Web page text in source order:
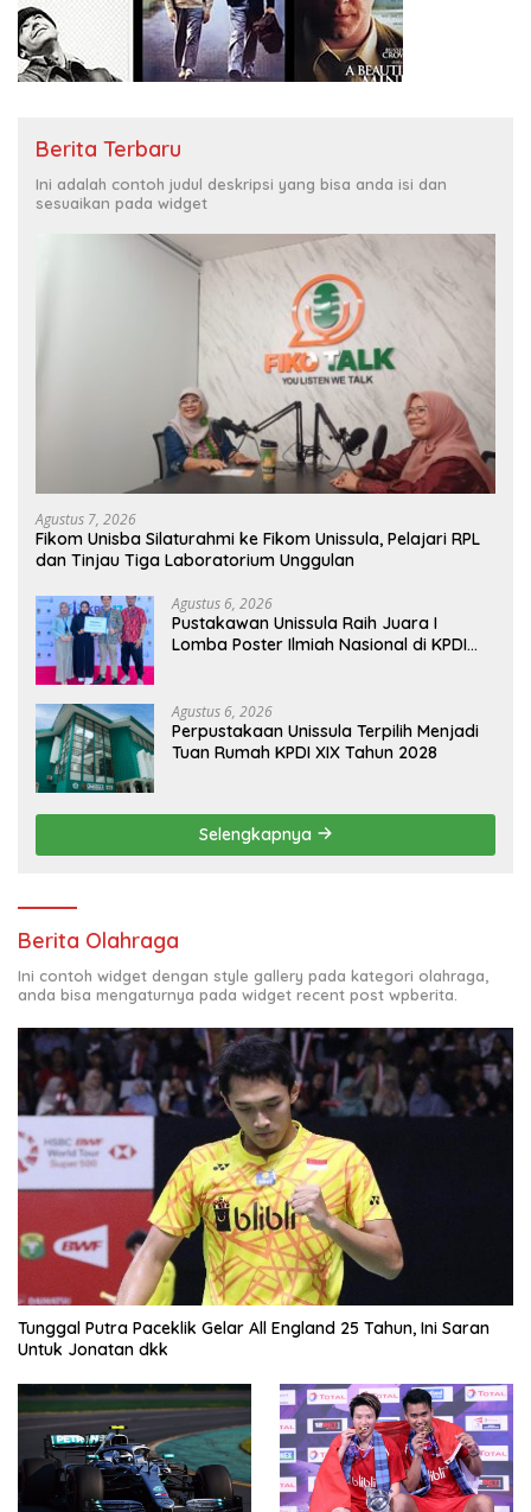
Berita Terbaru
Ini adalah contoh judul deskripsi yang bisa anda isi dan
sesuaikan pada widget
Agustus 7, 2026
Fikom Unisba Silaturahmi ke Fikom Unissula, Pelajari RPL
dan Tinjau Tiga Laboratorium Unggulan
Agustus 6, 2026
Pustakawan Unissula Raih Juara I
Lomba Poster Ilmiah Nasional di KPDI
Agustus 6, 2026
Perpustakaan Unissula Terpilih Menjadi
Tuan Rumah KPDI XIX Tahun 2028
Selengkapnya
Berita Olahraga
Ini contoh widget dengan style gallery pada kategori olahraga,
anda bisa mengaturnya pada widget recent post wpberita.
Tunggal Putra Paceklik Gelar All England 25 Tahun, Ini Saran
Untuk Jonatan dkk